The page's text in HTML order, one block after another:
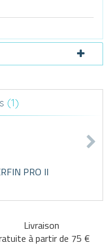
(1)
PRO II
Livraison
à partir de 75 €